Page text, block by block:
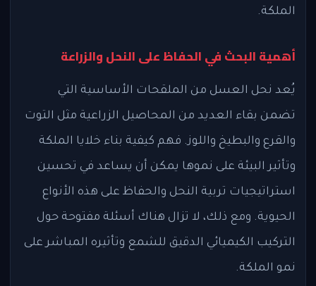
الملكة.
أهمية البحث في الحفاظ على النحل والزراعة
يُعد نحل العسل من الملقحات الأساسية التي
تضمن بقاء العديد من المحاصيل الزراعية مثل التوت
والقرع والبطيخ واللوز. فهم كيفية بناء خلايا الملكة
وتأثير البيئة على نموها يمكن أن يساعد في تحسين
استراتيجيات تربية النحل والحفاظ على هذه الأنواع
الحيوية. ومع ذلك، لا تزال هناك أسئلة مفتوحة حول
التركيب الكيميائي الدقيق للشمع وتأثيره المباشر على
نمو الملكة.